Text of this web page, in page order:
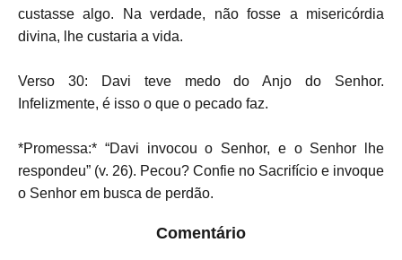
custasse algo. Na verdade, não fosse a misericórdia
divina, lhe custaria a vida.
Verso 30: Davi teve medo do Anjo do Senhor.
Infelizmente, é isso o que o pecado faz.
*Promessa:* “Davi invocou o Senhor, e o Senhor lhe
respondeu” (v. 26). Pecou? Confie no Sacrifício e invoque
o Senhor em busca de perdão.
Comentário